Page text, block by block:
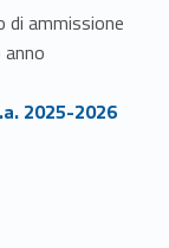
di ammissione
2025-2026